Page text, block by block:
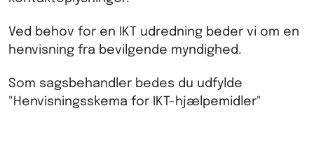
Ved behov for en IKT udredning beder vi om en
henvisning fra bevilgende myndighed.
Som sagsbehandler bedes du udfylde
"Henvisningsskema for IKT-hjælpemidler"